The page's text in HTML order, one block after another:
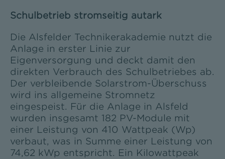
Schulbetrieb stromseitig autark
Die Alsfelder Technikerakademie nutzt die
Anlage in erster Linie zur
Eigenversorgung und deckt damit den
direkten Verbrauch des Schulbetriebes ab.
Der verbleibende Solarstrom-Überschuss
wird ins allgemeine Stromnetz
eingespeist. Für die Anlage in Alsfeld
wurden insgesamt 182 PV-Module mit
einer Leistung von 410 Wattpeak (Wp)
verbaut, was in Summe einer Leistung von
74,62 kWp entspricht. Ein Kilowattpeak